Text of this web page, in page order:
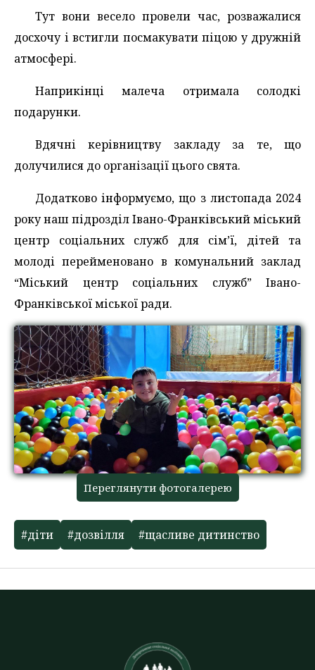
Тут вони весело провели час, розважалися
досхочу і встигли посмакувати піцою у дружній
атмосфері.
Наприкінці малеча отримала солодкі
подарунки.
Вдячні керівництву закладу за те, що
долучилися до організації цього свята.
Додатково інформуємо, що з листопада 2024
року наш підрозділ Івано-Франківський міський
центр соціальних служб для сім’ї, дітей та
молоді перейменовано в комунальний заклад
“Міський центр соціальних служб” Івано-
Франківської міської ради.
Переглянути фотогалерею
#діти #дозвілля #щасливе дитинство